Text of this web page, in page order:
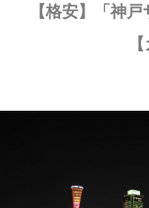
【格安】「神